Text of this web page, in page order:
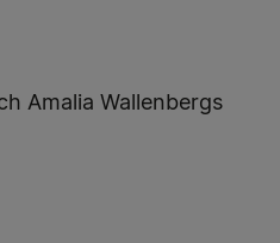
Amalia Wallenbergs